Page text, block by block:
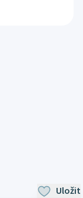
Uložit